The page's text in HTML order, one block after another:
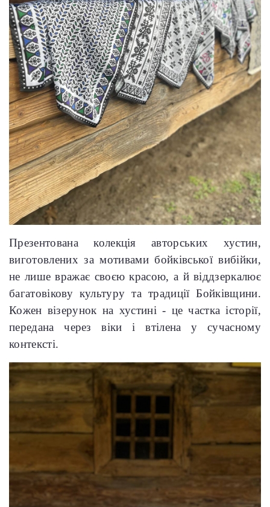
Презентована колекція авторських хустин,
виготовлених за мотивами бойківської вибійки,
не лише вражає своєю красою, а й віддзеркалює
багатовікову культуру та традиції Бойківщини.
Кожен візерунок на хустині - це частка історії,
передана через віки і втілена у сучасному
контексті.